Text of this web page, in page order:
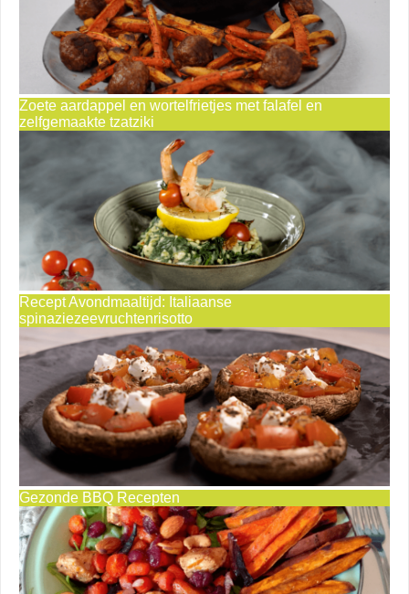
Zoete aardappel en wortelfrietjes met falafel en
zelfgemaakte tzatziki
Recept Avondmaaltijd: Italiaanse
spinaziezeevruchtenrisotto
Gezonde BBQ Recepten